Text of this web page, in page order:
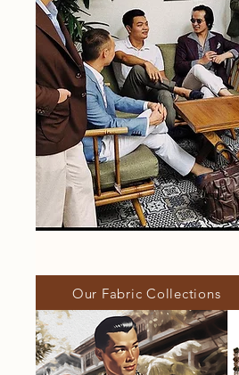
Our Fabric Collections